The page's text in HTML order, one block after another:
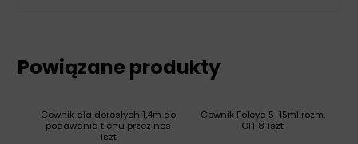
Powiązane produkty
Cewnik Foleya 5-15ml rozm.
CH18 1szt
Cewnik dla dorosłych 1,4m do
podawania tlenu przez nos
1szt